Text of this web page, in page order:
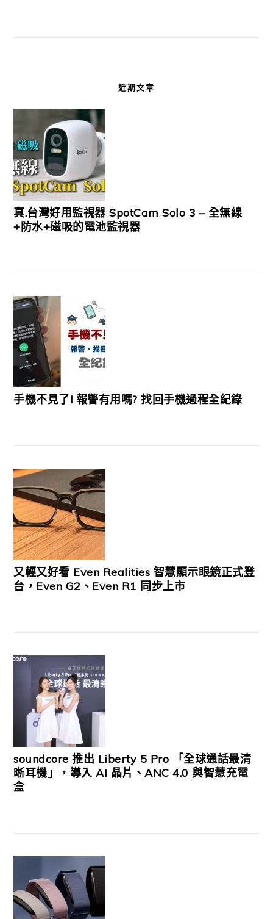
近期文章
真.台灣好用監視器 SpotCam Solo 3 – 全無線
+防水+磁吸的電池監視器
手機不見了! 報警有用嗎? 找回手機過程全紀錄
又輕又好看 Even Realities 智慧顯示眼鏡正式登
台，Even G2、Even R1 同步上市
soundcore 推出 Liberty 5 Pro 「全球通話最清
晰耳機」，導入 AI 晶片、ANC 4.0 與智慧充電
盒